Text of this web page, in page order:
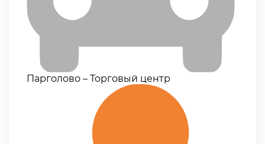
Парголово – Торговый центр